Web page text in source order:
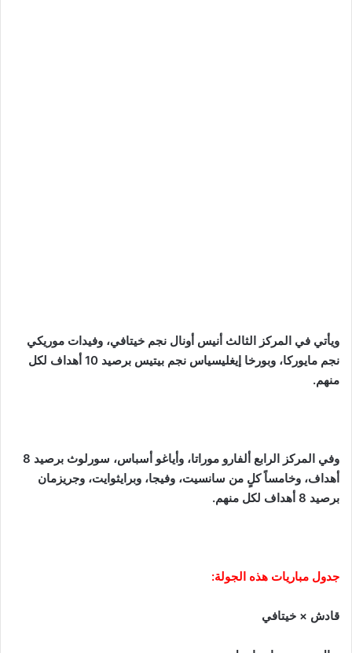
ويأتي في المركز الثالث أنيس أونال نجم خيتافي، وفيدات موريكي
نجم مايوركا، وبورخا إيغليسياس نجم بيتيس برصيد 10 أهداف لكل
منهم.
وفي المركز الرابع ألفارو موراتا، وأياغو أسباس، سورلوث برصيد 8
أهداف، وخامساً كلٍ من سانسيت، وفيجا، وبرايثوايت، وجريزمان
برصيد 8 أهداف لكل منهم.
جدول مباريات هذه الجولة:
قادش × خيتافي